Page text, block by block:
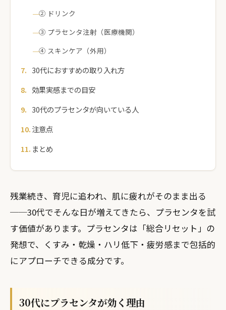
② ドリンク
③ プラセンタ注射（医療機関）
④ スキンケア（外用）
30代におすすめの取り入れ方
効果実感までの目安
30代のプラセンタが向いている人
注意点
まとめ
残業続き、育児に追われ、肌に疲れがそのまま出る
──30代でそんな日が増えてきたら、プラセンタを試
す価値があります。プラセンタは「総合リセット」の
発想で、くすみ・乾燥・ハリ低下・疲労感まで包括的
にアプローチできる成分です。
30代にプラセンタが効く理由